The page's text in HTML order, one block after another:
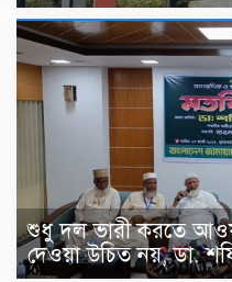
শুধু দল ভারী করতে
দেওয়া উচিত নয়, ডা.